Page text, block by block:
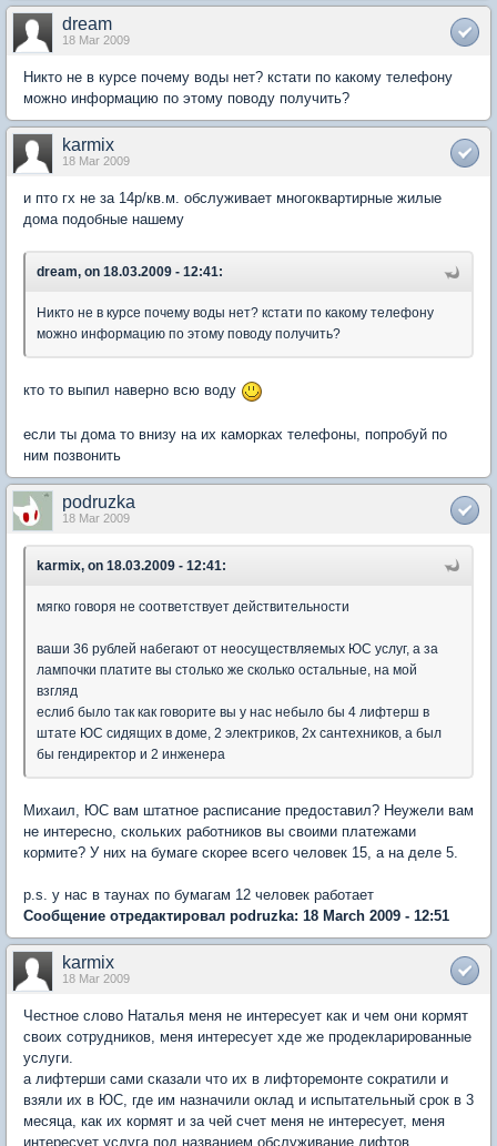
dream
18 Mar 2009
Никто не в курсе почему воды нет? кстати по какому телефону
можно информацию по этому поводу получить?
karmix
18 Mar 2009
и пто гх не за 14р/кв.м. обслуживает многоквартирные жилые
дома подобные нашему
dream, on 18.03.2009 - 12:41:
Никто не в курсе почему воды нет? кстати по какому телефону
можно информацию по этому поводу получить?
кто то выпил наверно всю воду
если ты дома то внизу на их каморках телефоны, попробуй по
ним позвонить
podruzka
18 Mar 2009
karmix, on 18.03.2009 - 12:41:
мягко говоря не соответствует действительности
ваши 36 рублей набегают от неосуществляемых ЮС услуг, а за
лампочки платите вы столько же сколько остальные, на мой
взгляд
еслиб было так как говорите вы у нас небыло бы 4 лифтерш в
штате ЮС сидящих в доме, 2 электриков, 2х сантехников, а был
бы гендиректор и 2 инженера
Михаил, ЮС вам штатное расписание предоставил? Неужели вам
не интересно, скольких работников вы своими платежами
кормите? У них на бумаге скорее всего человек 15, а на деле 5.
p.s. у нас в таунах по бумагам 12 человек работает
Сообщение отредактировал podruzka: 18 March 2009 - 12:51
karmix
18 Mar 2009
Честное слово Наталья меня не интересует как и чем они кормят
своих сотрудников, меня интересует хде же продекларированные
услуги.
а лифтерши сами сказали что их в лифторемонте сократили и
взяли их в ЮС, где им назначили оклад и испытательный срок в 3
месяца, как их кормят и за чей счет меня не интересует, меня
интересует услуга под названием обслуживание лифтов